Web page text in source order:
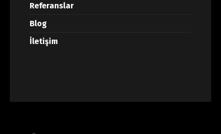
Referanslar
Blog
İletişim